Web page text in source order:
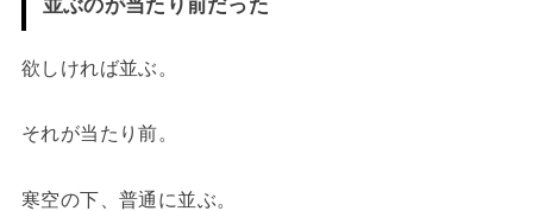
欲しければ並ぶ。
それが当たり前。
寒空の下、普通に並ぶ。